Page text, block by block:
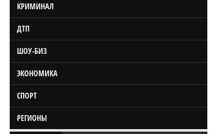
КРИМИНАЛ
ДТП
ШОУ-БИЗ
ЭКОНОМИКА
СПОРТ
РЕГИОНЫ